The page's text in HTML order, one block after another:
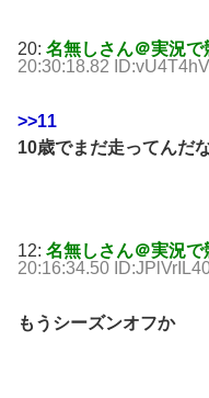
20: 名無しさん＠実況で
20:30:18.82
>>11
10歳でまだ走ってんだな
12: 名無しさん＠実況で
20:16:34.50
もうシーズンオフか